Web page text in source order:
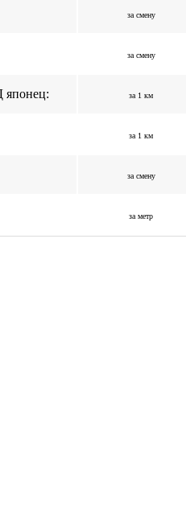
за смену
за смену
японец: за 1 км
за 1 км
за смену
за метр